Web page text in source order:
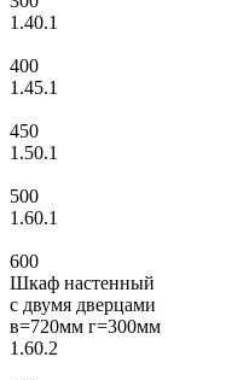
1.40.1
400
1.45.1
450
1.50.1
500
1.60.1
600
Шкаф настенный
с двумя дверцами
в=720мм г=300мм
1.60.2